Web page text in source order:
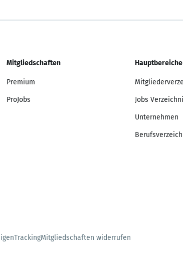
Mitgliedschaften
Premium
ProJobs
Hauptbereiche
Jobs
Unternehmen
TrackingMitgliedschaften widerrufen